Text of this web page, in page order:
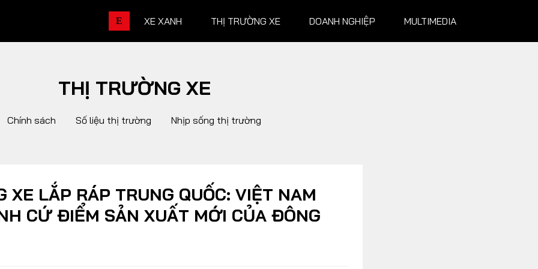
E XE XANH THỊ TRƯỜNG XE DOANH NGHIỆP MULTIMEDIA
THỊ TRƯỜNG XE
Nhịp sống thị trường
Quản trị
THỊ TRƯỜNG XE
Chính sách Số liệu thị trường Nhịp sống thị trường
XE LẮP RÁP TRUNG QUỐC: VIỆT NAM
CỨ ĐIỂM SẢN XUẤT MỚI CỦA ĐÔNG